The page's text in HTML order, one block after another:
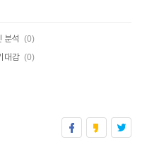
분석 (0)
대감 (0)